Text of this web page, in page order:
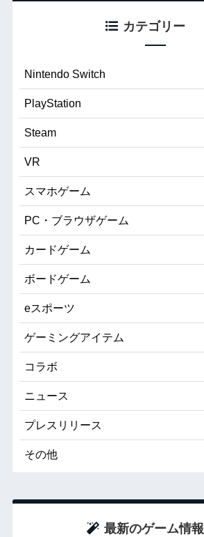
カテゴリー
Nintendo Switch
PlayStation
Steam
VR
スマホゲーム
PC・ブラウザゲーム
カードゲーム
ボードゲーム
eスポーツ
ゲーミングアイテム
コラボ
ニュース
プレスリリース
その他
最新のゲーム情報